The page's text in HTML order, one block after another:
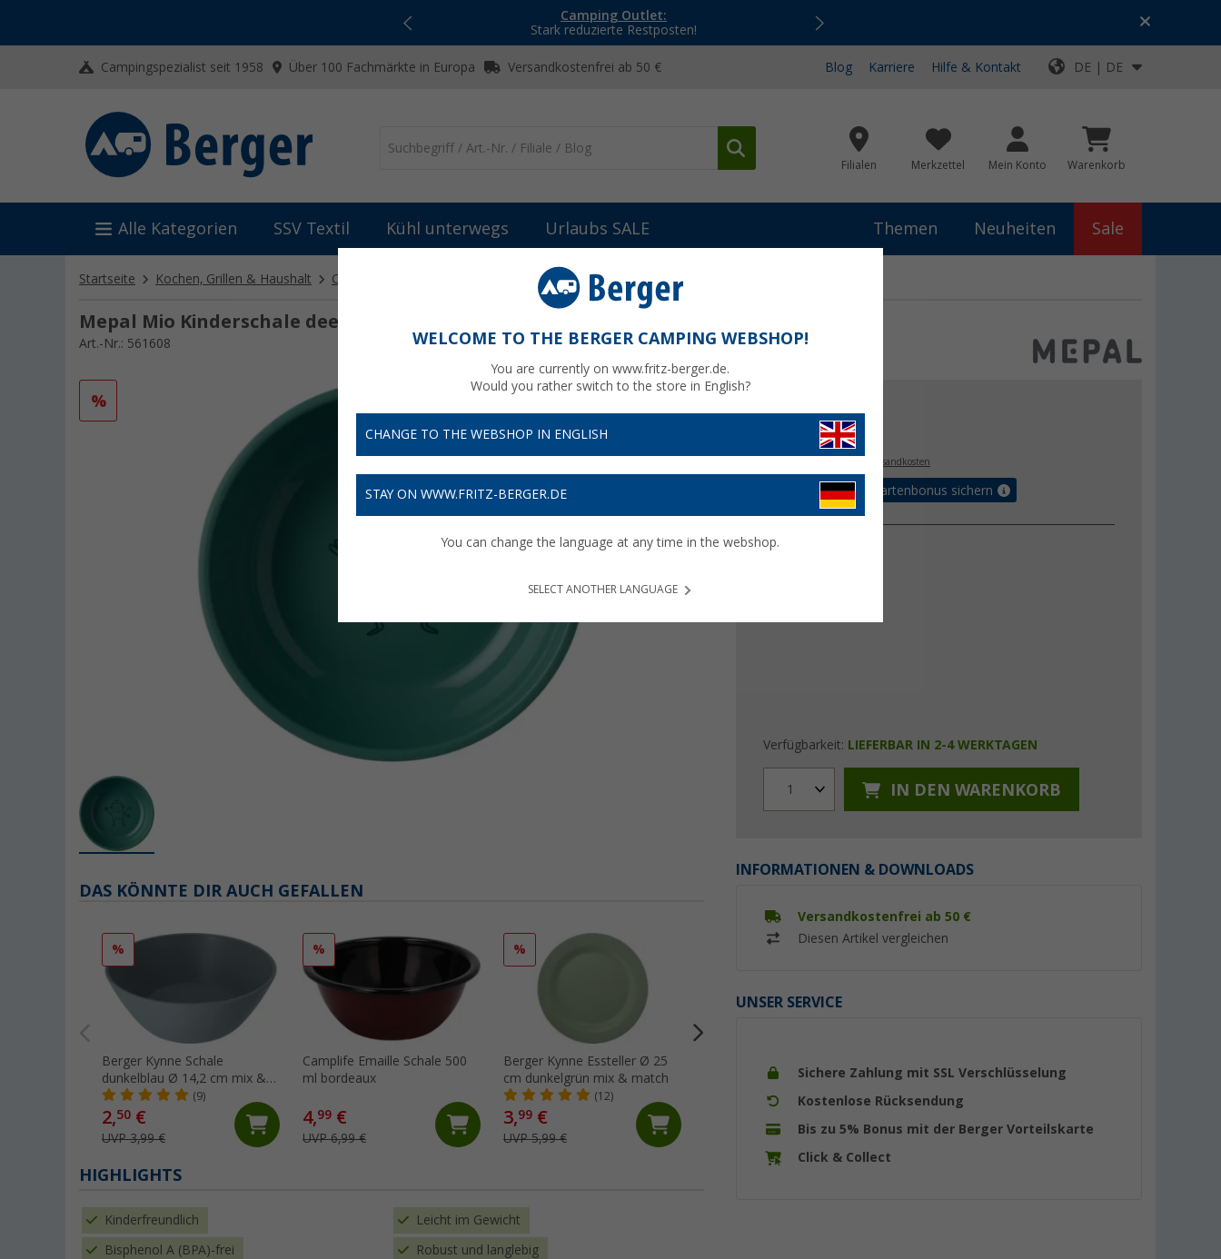
Camping Outlet:
Stark reduzierte Restposten!
Top-Deals für dein Abenteuer!
Campingspezialist seit 1958 Über 100 Fachmärkte in Europa Versandkostenfrei ab 50 € Blog Karriere Hilfe & Kontakt DE | DE
Filialen Merkzettel Mein Konto Warenkorb
Alle Kategorien SSV Textil Kühl unterwegs Urlaubs SALE Themen Neuheiten Sale
Startseite Kochen, Grillen & Haushalt Campinggeschirr Schüsseln & Schalen Mepal Mio Kinderschale
Mepal Mio Kinderschale deep turquoise
Art.-Nr.: 561608
%
€
zzgl. Versandkosten
Bis zu 5% Vorteilskartenbonus sichern
Farbe
Verfügbarkeit: LIEFERBAR IN 2-4 WERKTAGEN
1 IN DEN WARENKORB
INFORMATIONEN & DOWNLOADS
Versandkostenfrei ab 50 €
Diesen Artikel vergleichen
UNSER SERVICE
Sichere Zahlung mit SSL Verschlüsselung
Kostenlose Rücksendung
Bis zu 5% Bonus mit der Berger Vorteilskarte
Click & Collect
DAS KÖNNTE DIR AUCH GEFALLEN
%
Berger Kynne Schale
dunkelblau Ø 14,2 cm mix &
match
(9)
2,50 €
UVP 3,99 €
%
Camplife Emaille Schale 500
ml bordeaux
4,99 €
UVP 6,99 €
%
Berger Kynne Essteller Ø 25
cm dunkelgrün mix & match
(12)
3,99 €
UVP 5,99 €
Geschirr-Set 16-tlg. grün für 4
(Über 100)
UVP 49,99 €
dunkelblau Ø 11,5 cm mix &
match
UVP 2,99 €
HIGHLIGHTS
Kinderfreundlich Leicht im Gewicht
Bisphenol A (BPA)-frei Robust und langlebig
WELCOME TO THE BERGER CAMPING WEBSHOP!
You are currently on www.fritz-berger.de.
Would you rather switch to the store in English?
CHANGE TO THE WEBSHOP IN ENGLISH
STAY ON WWW.FRITZ-BERGER.DE
You can change the language at any time in the webshop.
SELECT ANOTHER LANGUAGE